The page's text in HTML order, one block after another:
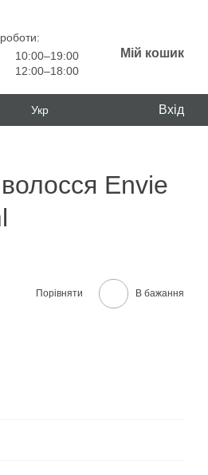
10:00–19:00
12:00–18:00
Мій кошик
Укр Вхід
Envie
Порівняти В бажання